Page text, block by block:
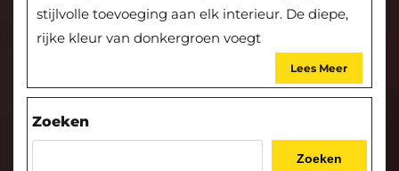
stijlvolle toevoeging aan elk interieur. De diepe,
rijke kleur van donkergroen voegt
Lees Meer
Zoeken
Zoeken